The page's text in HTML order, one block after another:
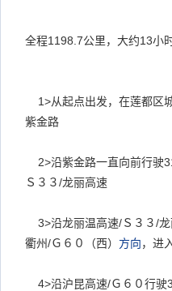
全程1198.7公里，大约13小
1>从起点出发，在莲都区
紫金路
2>沿紫金路一直向前行驶
Ｓ３３/龙丽高速
3>沿龙丽温高速/Ｓ３３/
衢州/Ｇ６０（西） 方向，进
4>沿沪昆高速/Ｇ６０行